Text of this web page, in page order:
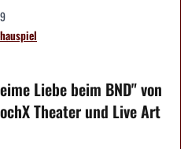
Liebe beim BND" von
Theater und Live Art